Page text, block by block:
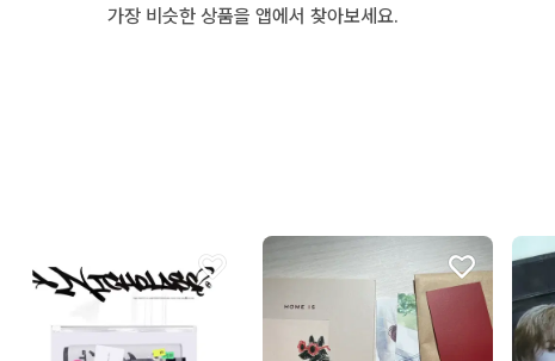
가장 비슷한 상품을 앱에서 찾아보세요.